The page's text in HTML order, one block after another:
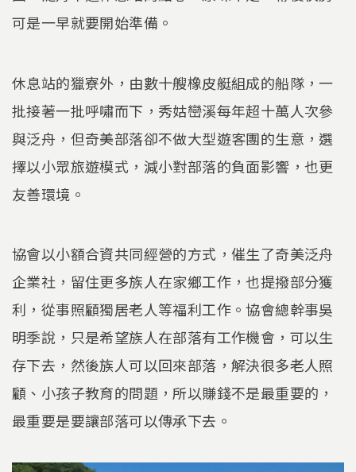
可是一早就要開始準備。
休息站的獵寮外，由數十艘橡皮艇組成的船隊，一
批接著一批呼嘯而下，秀姑巒溪每年超十萬人次參
與泛舟，但奇美部落卻不做大型遊客團的生意，選
擇以小眾旅遊模式，減小對部落的負面影響，也更
友善環境。
協會以小額合資共同經營的方式，催生了奇美泛舟
企業社，留住更多族人在家鄉工作，也提撥部分獲
利，從事照顧獨居老人等福利工作。協會總幹事吳
明季說，只是希望族人在部落有工作機會，可以生
存下去，然後族人可以回來部落，解決很多老人照
顧、小孩子教育的問題，所以賺錢不是最重要的，
最重要是要讓部落可以傳承下去。